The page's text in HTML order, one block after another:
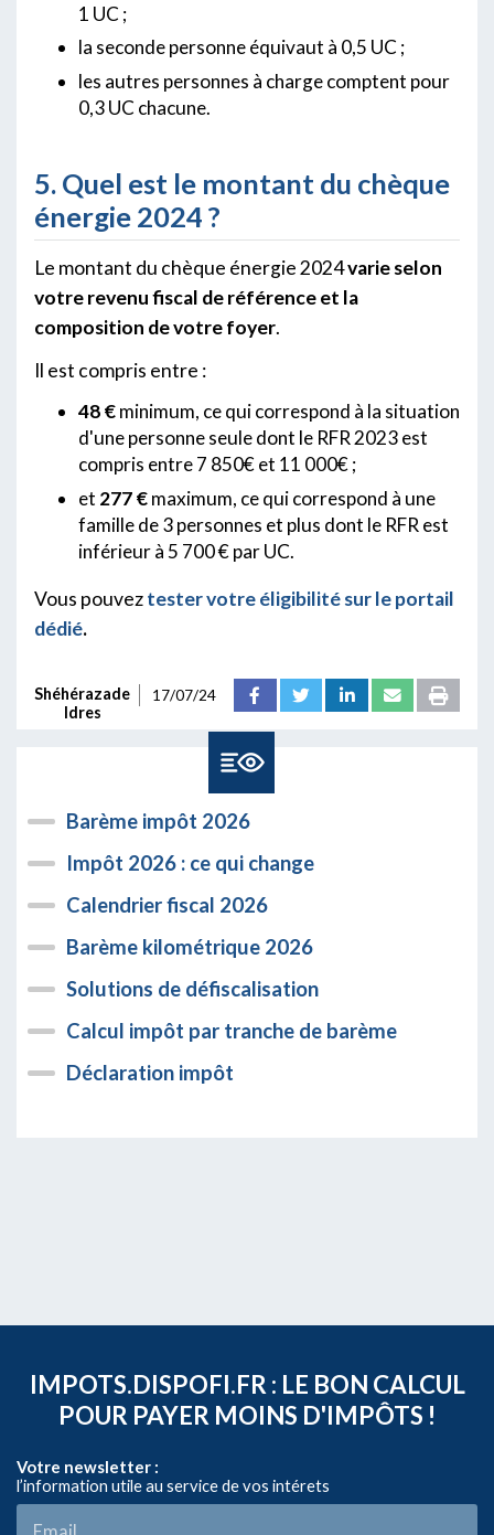
1 UC ;
la seconde personne équivaut à 0,5 UC ;
les autres personnes à charge comptent pour
0,3 UC chacune.
5. Quel est le montant du chèque
énergie 2024 ?
Le montant du chèque énergie 2024varie selon
votre revenu fiscal de référence et la
composition de votre foyer.
Il est compris entre :
48 €minimum, ce qui correspond à la situation
d'une personne seule dont le RFR 2023 est
compris entre 7 850€ et 11 000€ ;
et 277 €maximum, ce qui correspond à une
famille de 3 personnes et plus dont le RFR est
inférieur à 5 700 € par UC.
Vous pouveztester votre éligibilité sur le portail
dédié.
Shéhérazade
Idres
17/07/24
Barème impôt 2026
Impôt 2026 : ce qui change
Calendrier fiscal 2026
Barème kilométrique 2026
Solutions de défiscalisation
Calcul impôt par tranche de barème
Déclaration impôt
IMPOTS.DISPOFI.FR : LE BON CALCUL
POUR PAYER MOINS D'IMPÔTS !
Votre newsletter :
l’information utile au service de vos intérets